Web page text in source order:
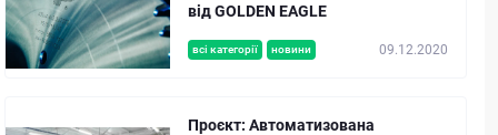
всі категорії новини 09.12.2020
від GOLDEN EAGLE
Проєкт: Автоматизована